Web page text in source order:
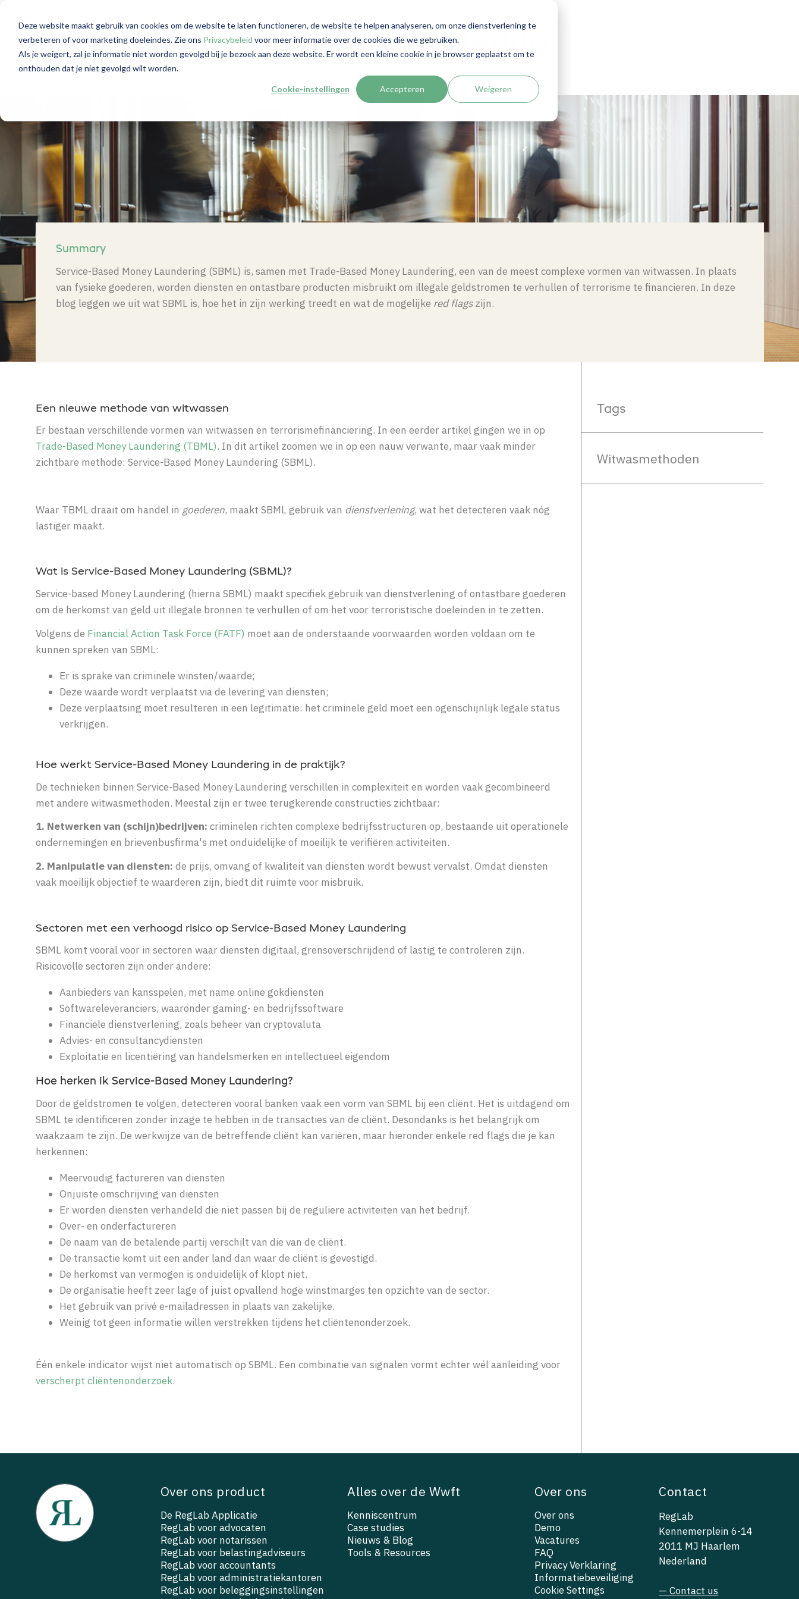
Deze website maakt gebruik van cookies om de website te laten functioneren, de website te helpen analyseren, om onze dienstverlening te
verbeteren of voor marketing doeleindes. Zie ons Privacybeleid voor meer informatie over de cookies die we gebruiken.
Als je weigert, zal je informatie niet worden gevolgd bij je bezoek aan deze website. Er wordt een kleine cookie in je browser geplaatst om te
onthouden dat je niet gevolgd wilt worden.
Cookie-instellingen Accepteren Weigeren
Service-Based Money Laundering
Summary
Service-Based Money Laundering (SBML) is, samen met Trade-Based Money Laundering, een van de meest complexe vormen van witwassen. In plaats
van fysieke goederen, worden diensten en ontastbare producten misbruikt om illegale geldstromen te verhullen of terrorisme te financieren. In deze
blog leggen we uit wat SBML is, hoe het in zijn werking treedt en wat de mogelijke red flagszijn.
Een nieuwe methode van witwassen
Er bestaan verschillende vormen van witwassen en terrorismefinanciering. In een eerder artikel gingen we in op
Trade-Based Money Laundering (TBML). In dit artikel zoomen we in op een nauw verwante, maar vaak minder
zichtbare methode: Service-Based Money Laundering (SBML).
Waar TBML draait om handel in goederen, maakt SBML gebruik van dienstverlening, wat het detecteren vaak nóg
lastiger maakt.
Wat is Service-Based Money Laundering (SBML)?
Service-based Money Laundering (hierna SBML) maakt specifiek gebruik van dienstverlening of ontastbare goederen
om de herkomst van geld uit illegale bronnen te verhullen of om het voor terroristische doeleinden in te zetten.
Volgens de Financial Action Task Force (FATF) moet aan de onderstaande voorwaarden worden voldaan om te
kunnen spreken van SBML:
Er is sprake van criminele winsten/waarde;
Deze waarde wordt verplaatst via de levering van diensten;
Deze verplaatsing moet resulteren in een legitimatie: het criminele geld moet een ogenschijnlijk legale status
verkrijgen.
Hoe werkt Service-Based Money Laundering in de praktijk?
De technieken binnen Service-Based Money Laundering verschillen in complexiteit en worden vaak gecombineerd
met andere witwasmethoden. Meestal zijn er twee terugkerende constructies zichtbaar:
1. Netwerken van (schijn)bedrijven: criminelen richten complexe bedrijfsstructuren op, bestaande uit operationele
ondernemingen en brievenbusfirma's met onduidelijke of moeilijk te verifiëren activiteiten.
2. Manipulatie van diensten: de prijs, omvang of kwaliteit van diensten wordt bewust vervalst. Omdat diensten
vaak moeilijk objectief te waarderen zijn, biedt dit ruimte voor misbruik.
Sectoren met een verhoogd risico op Service-Based Money Laundering
SBML komt vooral voor in sectoren waar diensten digitaal, grensoverschrijdend of lastig te controleren zijn.
Risicovolle sectoren zijn onder andere:
Aanbieders van kansspelen, met name online gokdiensten
Softwareleveranciers, waaronder gaming- en bedrijfssoftware
Financiële dienstverlening, zoals beheer van cryptovaluta
Advies- en consultancydiensten
Exploitatie en licentiëring van handelsmerken en intellectueel eigendom
Hoe herken ik Service-Based Money Laundering?
Door de geldstromen te volgen, detecteren vooral banken vaak een vorm van SBML bij een cliënt. Het is uitdagend om
SBML te identificeren zonder inzage te hebben in de transacties van de cliënt. Desondanks is het belangrijk om
waakzaam te zijn. De werkwijze van de betreffende cliënt kan variëren, maar hieronder enkele red flags die je kan
herkennen:
Meervoudig factureren van diensten
Onjuiste omschrijving van diensten
Er worden diensten verhandeld die niet passen bij de reguliere activiteiten van het bedrijf.
Over- en onderfactureren
De naam van de betalende partij verschilt van die van de cliënt.
De transactie komt uit een ander land dan waar de cliënt is gevestigd.
De herkomst van vermogen is onduidelijk of klopt niet.
De organisatie heeft zeer lage of juist opvallend hoge winstmarges ten opzichte van de sector.
Het gebruik van privé e-mailadressen in plaats van zakelijke.
Weinig tot geen informatie willen verstrekken tijdens het cliëntenonderzoek.
Één enkele indicator wijst niet automatisch op SBML. Een combinatie van signalen vormt echter wél aanleiding voor
verscherpt cliëntenonderzoek.
Tags
Witwasmethoden
Over ons product
De RegLab Applicatie
RegLab voor advocaten
RegLab voor notarissen
RegLab voor belastingadviseurs
RegLab voor accountants
RegLab voor administratiekantoren
RegLab voor beleggingsinstellingen
Alles over de Wwft
Kenniscentrum
Case studies
Nieuws & Blog
Tools & Resources
Over ons
Over ons
Demo
Vacatures
FAQ
Privacy Verklaring
Informatiebeveiliging
Cookie Settings
Contact
RegLab
Kennemerplein 6-14
2011 MJ Haarlem
Nederland
— Contact us